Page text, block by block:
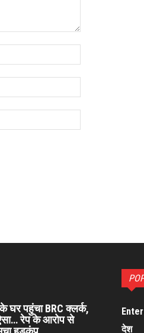
घर पहुंचा BRC क्लर्क,
रेप के आरोप से
देश